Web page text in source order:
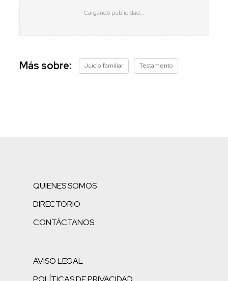
Más sobre: Juicio familiar Testamento
QUIENES SOMOS
DIRECTORIO
CONTÁCTANOS
AVISO LEGAL